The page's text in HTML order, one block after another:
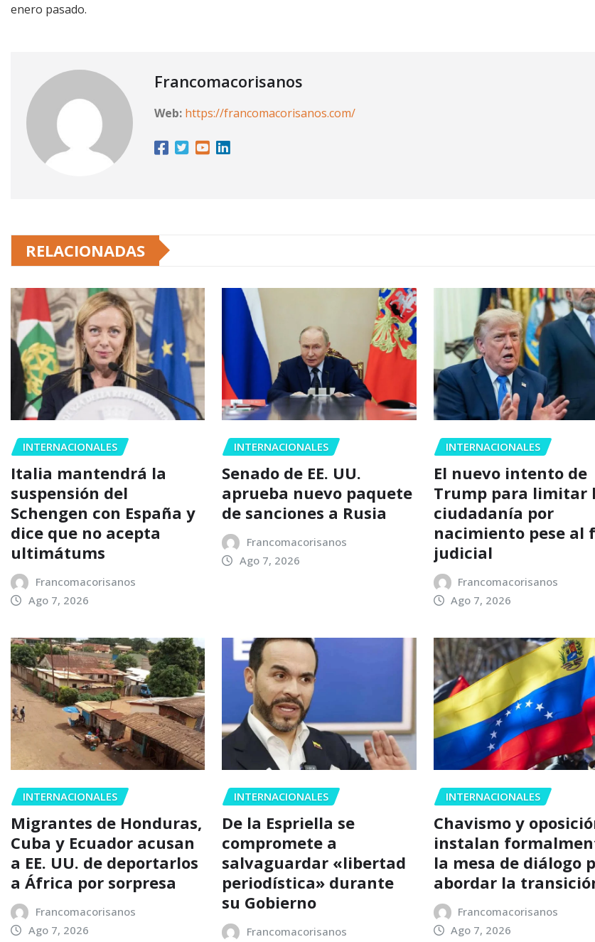
enero pasado.
Francomacorisanos
Web: https://francomacorisanos.com/
RELACIONADAS
INTERNACIONALES
Italia mantendrá la
suspensión del
Schengen con España y
dice que no acepta
ultimátums
Francomacorisanos
Ago 7, 2026
INTERNACIONALES
Senado de EE. UU.
aprueba nuevo paquete
de sanciones a Rusia
Francomacorisanos
Ago 7, 2026
INTERNACIONALES
El nuevo intento de
Trump para limitar
ciudadanía por
nacimiento pese al
judicial
Francomacorisanos
Ago 7, 2026
INTERNACIONALES
Migrantes de Honduras,
Cuba y Ecuador acusan
a EE. UU. de deportarlos
a África por sorpresa
Francomacorisanos
Ago 7, 2026
INTERNACIONALES
De la Espriella se
compromete a
salvaguardar «libertad
periodística» durante
su Gobierno
Francomacorisanos
INTERNACIONALES
Chavismo y
instalan
la mesa de diálogo
abordar la
Francomacorisanos
Ago 7, 2026